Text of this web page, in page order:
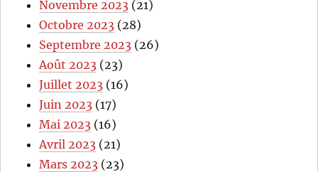
Novembre 2023 (21)
Octobre 2023 (28)
Septembre 2023 (26)
Août 2023 (23)
Juillet 2023 (16)
Juin 2023 (17)
Mai 2023 (16)
Avril 2023 (21)
Mars 2023 (23)